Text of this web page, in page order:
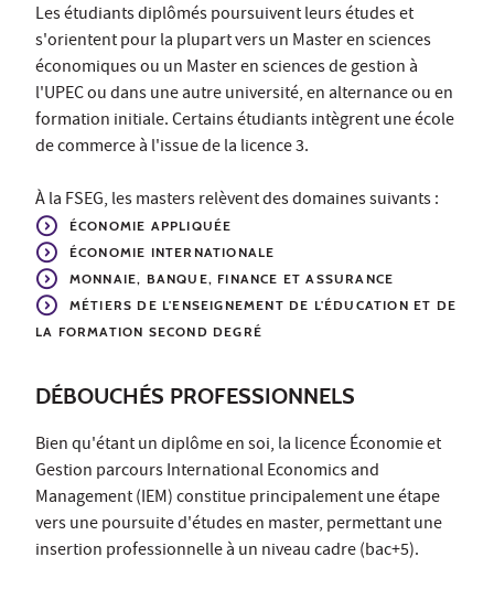
Les étudiants diplômés poursuivent leurs études et
s'orientent pour la plupart vers un Master en sciences
économiques ou un Master en sciences de gestion à
l'UPEC ou dans une autre université, en alternance ou en
formation initiale. Certains étudiants intègrent une école
de commerce à l'issue de la licence 3.
À la FSEG, les masters relèvent des domaines suivants :
ÉCONOMIE APPLIQUÉE
ÉCONOMIE INTERNATIONALE
MONNAIE, BANQUE, FINANCE ET ASSURANCE
MÉTIERS DE L'ENSEIGNEMENT DE L'ÉDUCATION ET DE
LA FORMATION SECOND DEGRÉ
DÉBOUCHÉS PROFESSIONNELS
Bien qu'étant un diplôme en soi, la licence Économie et
Gestion parcours International Economics and
Management (IEM) constitue principalement une étape
vers une poursuite d'études en master, permettant une
insertion professionnelle à un niveau cadre (bac+5).